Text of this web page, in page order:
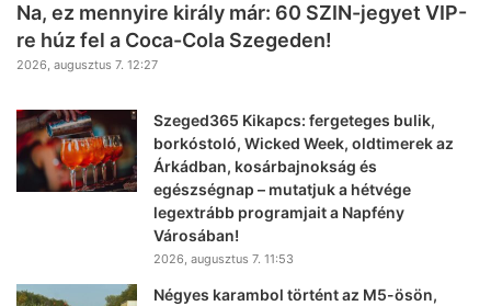
Na, ez mennyire király már: 60 SZIN-jegyet VIP-
re húz fel a Coca-Cola Szegeden!
2026, augusztus 7. 12:27
Szeged365 Kikapcs: fergeteges bulik,
borkóstoló, Wicked Week, oldtimerek az
Árkádban, kosárbajnokság és
egészségnap – mutatjuk a hétvége
legextrább programjait a Napfény
Városában!
2026, augusztus 7. 11:53
Négyes karambol történt az M5-ösön,